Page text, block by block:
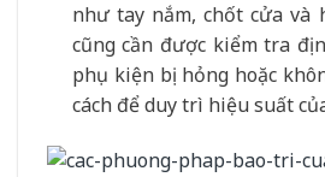
như tay nắm, chốt cửa và
cũng cần được kiểm tra
phụ kiện bị hỏng hoặc
cách để duy trì hiệu suất